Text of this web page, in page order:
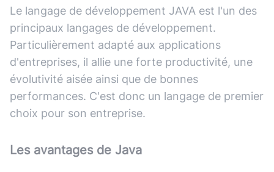
Le langage de développement JAVA est l'un des
principaux langages de développement.
Particulièrement adapté aux applications
d'entreprises, il allie une forte productivité, une
évolutivité aisée ainsi que de bonnes
performances. C'est donc un langage de premier
choix pour son entreprise.
Les avantages de Java